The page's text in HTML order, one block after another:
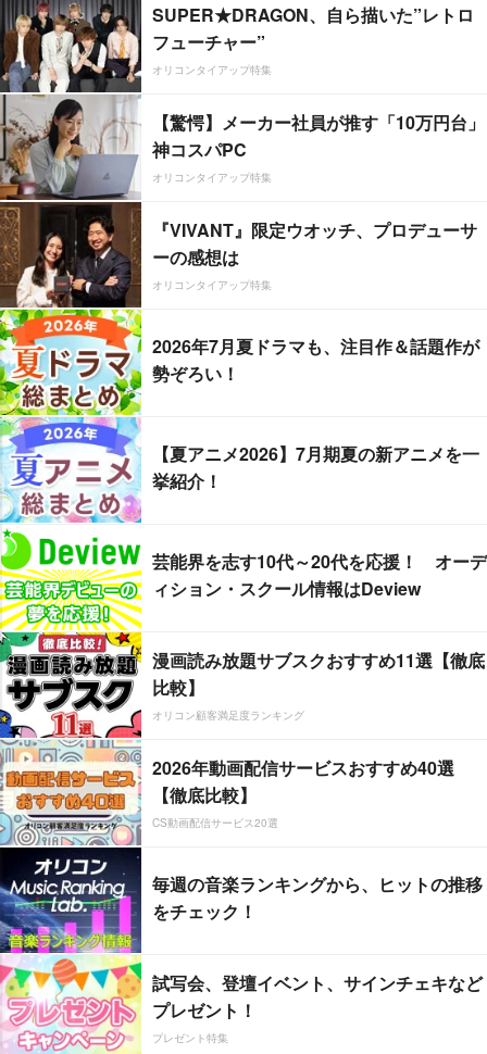
SUPER★DRAGON、自ら描いた”レトロ
フューチャー”
オリコンタイアップ特集
【驚愕】メーカー社員が推す「10万円台」
神コスパPC
オリコンタイアップ特集
『VIVANT』限定ウオッチ、プロデューサ
ーの感想は
オリコンタイアップ特集
2026年7月夏ドラマも、注目作＆話題作が
勢ぞろい！
【夏アニメ2026】7月期夏の新アニメを一
挙紹介！
芸能界を志す10代～20代を応援！ オーデ
ィション・スクール情報はDeview
漫画読み放題サブスクおすすめ11選【徹底
比較】
オリコン顧客満足度ランキング
2026年動画配信サービスおすすめ40選
【徹底比較】
CS動画配信サービス20選
毎週の音楽ランキングから、ヒットの推移
をチェック！
試写会、登壇イベント、サインチェキなど
プレゼント！
プレゼント特集